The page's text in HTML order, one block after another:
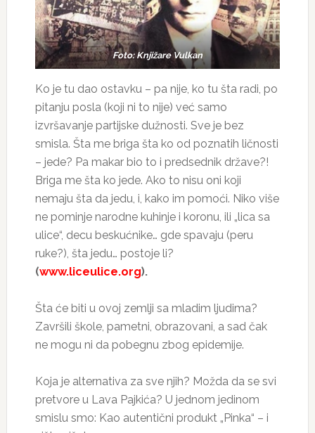
Foto: Knjižare Vulkan
Ko je tu dao ostavku – pa nije, ko tu šta radi, po
pitanju posla (koji ni to nije) već samo
izvršavanje partijske dužnosti. Sve je bez
smisla. Šta me briga šta ko od poznatih ličnosti
– jede? Pa makar bio to i predsednik države?!
Briga me šta ko jede. Ako to nisu oni koji
nemaju šta da jedu, i, kako im pomoći. Niko više
ne pominje narodne kuhinje i koronu, ili „lica sa
ulice“, decu beskućnike… gde spavaju (peru
ruke?), šta jedu… postoje li?
(www.liceulice.org).
Šta će biti u ovoj zemlji sa mladim ljudima?
Završili škole, pametni, obrazovani, a sad čak
ne mogu ni da pobegnu zbog epidemije.
Koja je alternativa za sve njih? Možda da se svi
pretvore u Lava Pajkića? U jednom jedinom
smislu smo: Kao autentični produkt „Pinka“ – i